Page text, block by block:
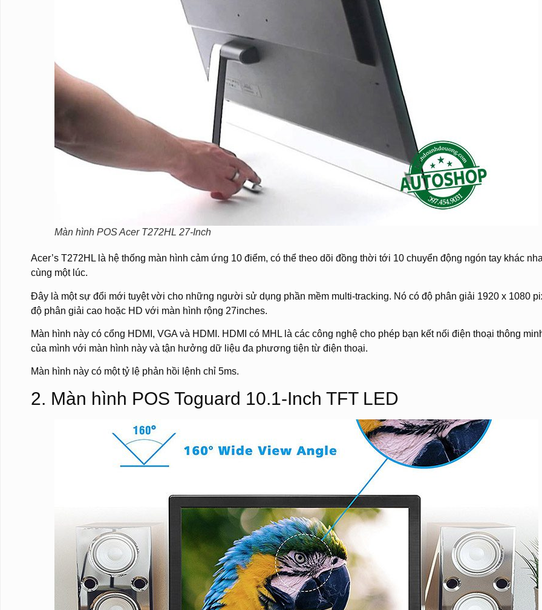
Màn hình POS Acer T272HL 27-Inch
Acer’s T272HL là hệ thống màn hình cảm ứng 10 điểm, có thể theo dõi đồng thời tới 10 chuyển động ngón tay khác
cùng một lúc.
Đây là một sự đổi mới tuyệt vời cho những người sử dụng phần mềm multi-tracking. Nó có độ phân giải 1920 x 1080
độ phân giải cao hoặc HD với màn hình rộng 27inches.
Màn hình này có cổng HDMI, VGA và HDMI. HDMI có MHL là các công nghệ cho phép bạn kết nối điện thoại thông
của mình với màn hình này và tận hưởng dữ liệu đa phương tiện từ điện thoại.
Màn hình này có một tỷ lệ phản hồi lệnh chỉ 5ms.
2. Màn hình POS Toguard 10.1-Inch TFT LED